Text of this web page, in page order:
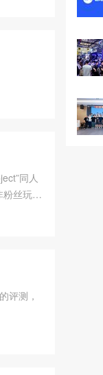
同人
粉丝玩家
评测，